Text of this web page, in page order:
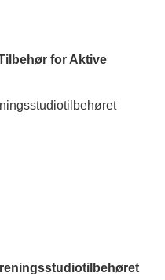
for Aktive